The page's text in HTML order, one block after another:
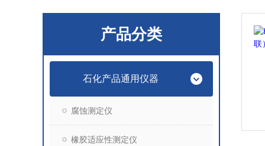
产品分类
石化产品通用仪器
腐蚀测定仪
橡胶适应性测定仪